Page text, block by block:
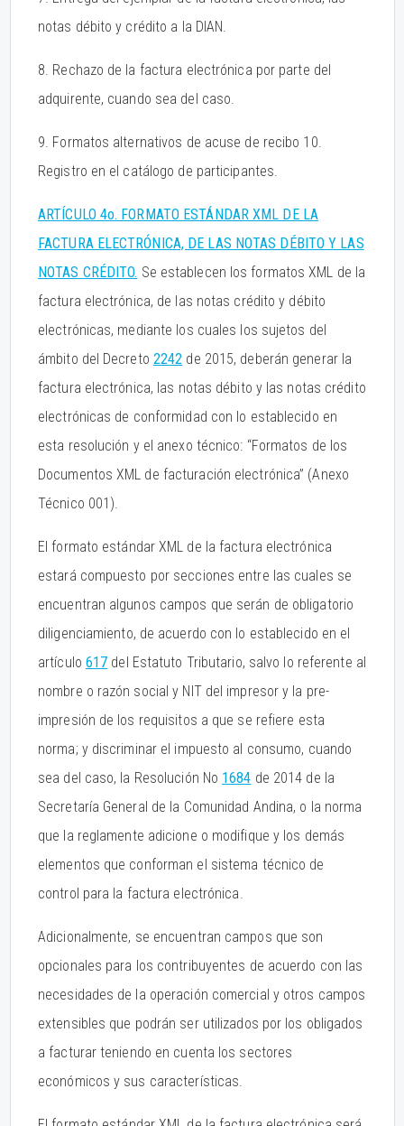
notas débito y crédito a la DIAN.
8. Rechazo de la factura electrónica por parte del
adquirente, cuando sea del caso.
9. Formatos alternativos de acuse de recibo 10.
Registro en el catálogo de participantes.
ARTÍCULO 4o. FORMATO ESTÁNDAR XML DE LA
FACTURA ELECTRÓNICA, DE LAS NOTAS DÉBITO Y LAS
NOTAS CRÉDITO. Se establecen los formatos XML de la
factura electrónica, de las notas crédito y débito
electrónicas, mediante los cuales los sujetos del
ámbito del Decreto 2242 de 2015, deberán generar la
factura electrónica, las notas débito y las notas crédito
electrónicas de conformidad con lo establecido en
esta resolución y el anexo técnico: “Formatos de los
Documentos XML de facturación electrónica” (Anexo
Técnico 001).
El formato estándar XML de la factura electrónica
estará compuesto por secciones entre las cuales se
encuentran algunos campos que serán de obligatorio
diligenciamiento, de acuerdo con lo establecido en el
artículo 617 del Estatuto Tributario, salvo lo referente al
nombre o razón social y NIT del impresor y la pre-
impresión de los requisitos a que se refiere esta
norma; y discriminar el impuesto al consumo, cuando
sea del caso, la Resolución No 1684 de 2014 de la
Secretaría General de la Comunidad Andina, o la norma
que la reglamente adicione o modifique y los demás
elementos que conforman el sistema técnico de
control para la factura electrónica.
Adicionalmente, se encuentran campos que son
opcionales para los contribuyentes de acuerdo con las
necesidades de la operación comercial y otros campos
extensibles que podrán ser utilizados por los obligados
a facturar teniendo en cuenta los sectores
económicos y sus características.